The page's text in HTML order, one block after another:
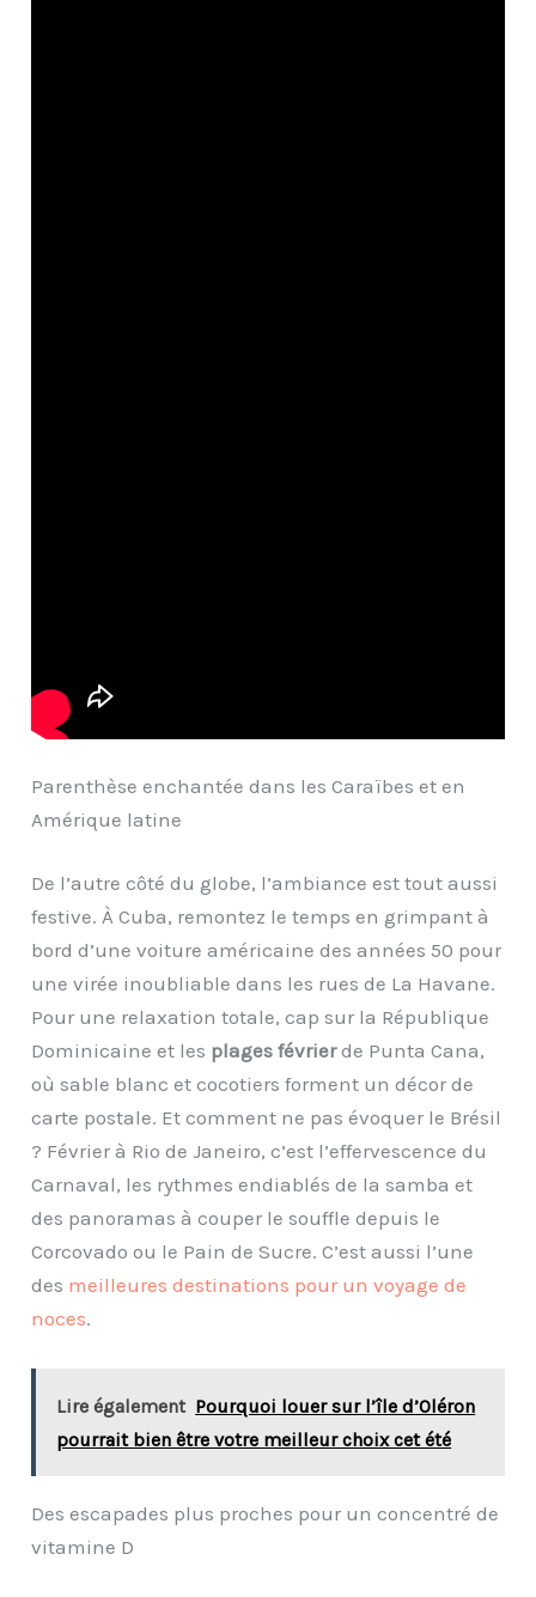
Parenthèse enchantée dans les Caraïbes et en
Amérique latine
De l’autre côté du globe, l’ambiance est tout aussi
festive. À Cuba, remontez le temps en grimpant à
bord d’une voiture américaine des années 50 pour
une virée inoubliable dans les rues de La Havane.
Pour une relaxation totale, cap sur la République
Dominicaine et les plages févrierde Punta Cana,
où sable blanc et cocotiers forment un décor de
carte postale. Et comment ne pas évoquer le Brésil
? Février à Rio de Janeiro, c’est l’effervescence du
Carnaval, les rythmes endiablés de la samba et
des panoramas à couper le souffle depuis le
Corcovado ou le Pain de Sucre. C’est aussi l’une
des meilleures destinations pour un voyage de
noces.
Lire également Pourquoi louer sur l’île d’Oléron
pourrait bien être votre meilleur choix cet été
Des escapades plus proches pour un concentré de
vitamine D